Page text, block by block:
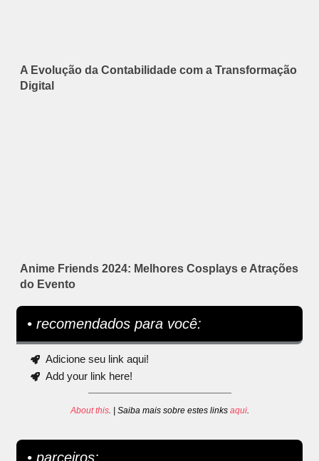
A Evolução da Contabilidade com a Transformação
Digital
Anime Friends 2024: Melhores Cosplays e Atrações
do Evento
• recomendados para você:
Adicione seu link aqui!
Add your link here!
About this. | Saiba mais sobre estes links aqui.
• parceiros: